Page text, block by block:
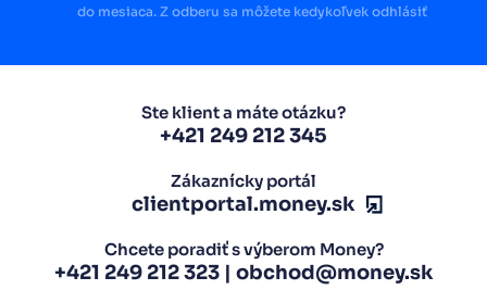
do mesiaca. Z odberu sa môžete kedykoľvek odhlásiť
Ste klient a máte otázku?
+421 249 212 345
Zákaznícky portál
clientportal.money.sk
Chcete poradiť s výberom Money?
+421 249 212 323| obchod@money.sk